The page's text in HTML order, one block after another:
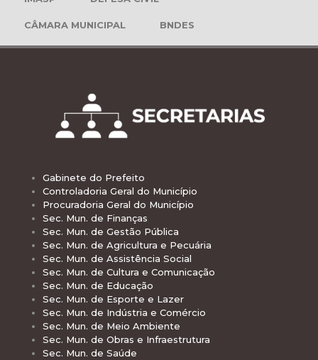
CÂMARA MUNICIPAL BNDES
Gabinete do Prefeito
Controladoria Geral do Município
Procuradoria Geral do Município
Sec. Mun. de Finanças
Sec. Mun. de Gestão Pública
Sec. Mun. de Agricultura e Pecuária
Sec. Mun. de Assistência Social
Sec. Mun. de Cultura e Comunicação
Sec. Mun. de Educação
Sec. Mun. de Esporte e Lazer
Sec. Mun. de Indústria e Comércio
Sec. Mun. de Meio Ambiente
Sec. Mun. de Obras e Infraestrutura
Sec. Mun. de Saúde